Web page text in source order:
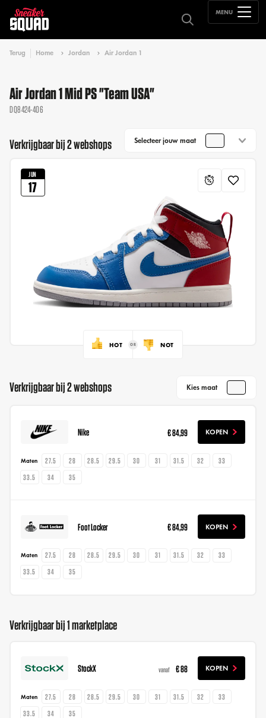
MENU
Terug Home Jordan Air Jordan 1
Air Jordan 1 Mid PS "Team USA"
DQ8424-406
Verkrijgbaar bij 2 webshops Selecteer jouw maat
JUN
17
HOT NOT
Verkrijgbaar bij 2 webshops Kies maat
Nike € 84,99 KOPEN
Maten 27.5 28 28.5 29.5 30 31 31.5 32
33
33.5
34 35
Foot Locker € 84,99 KOPEN
Maten 27.5 28 28.5 29.5 30 31 31.5 32
33
33.5
34 35
Verkrijgbaar bij 1 marketplace
StockX vanaf € 88 KOPEN
Maten 27.5 28 28.5 29.5 30 31 31.5 32
33
33.5
34 35